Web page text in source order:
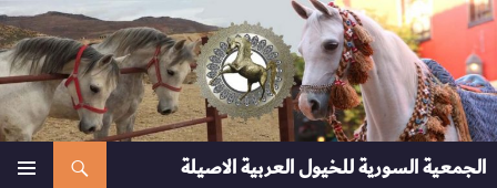
انتقل
إلى
المحتوى
الجمعية السورية للخيول العربية الاصيلة
بحث